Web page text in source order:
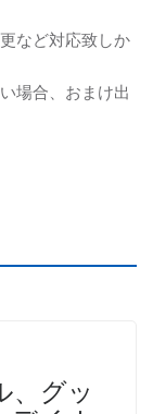
など対応致しか
場合、おまけ出
、グッ